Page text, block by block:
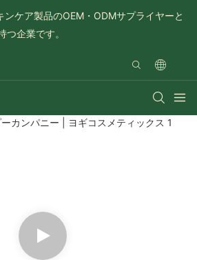
ケア製品のOEM・ODMサプライヤーと
つ企業です。